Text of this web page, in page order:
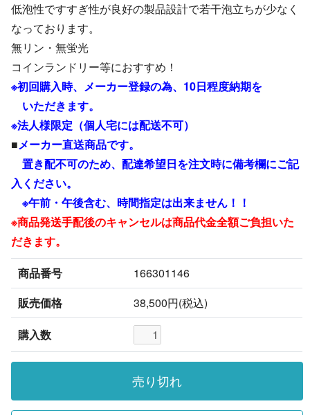
低泡性ですすぎ性が良好の製品設計で若干泡立ちが少なく
なっております。
無リン・無蛍光
コインランドリー等におすすめ！
※初回購入時、メーカー登録の為、10日程度納期を
いただきます。
※法人様限定（個人宅には配送不可）
■メーカー直送商品です。
置き配不可のため、配達希望日を注文時に備考欄にご記
入ください。
※午前・午後含む、時間指定は出来ません！！
※商品発送手配後のキャンセルは商品代金全額ご負担いた
だきます。
商品番号
166301146
販売価格
38,500円(税込)
購入数
売り切れ